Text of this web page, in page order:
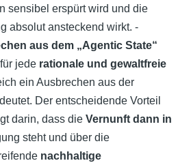
sensibel erspürt wird und die
absolut ansteckend wirkt. -
aus dem „Agentic State“
für jede rationale und gewaltfreie
ein Ausbrechen aus der
Der entscheidende Vorteil
darin, dass die Vernunft dann in
steht und über die
nachhaltige